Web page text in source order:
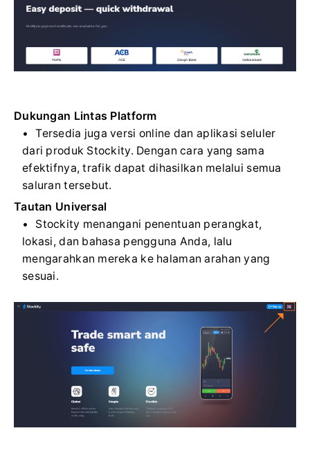
Dukungan Lintas Platform
Tersedia juga versi online dan aplikasi seluler
dari produk Stockity. Dengan cara yang sama
efektifnya, trafik dapat dihasilkan melalui semua
saluran tersebut.
Tautan Universal
Stockity menangani penentuan perangkat,
lokasi, dan bahasa pengguna Anda, lalu
mengarahkan mereka ke halaman arahan yang
sesuai.